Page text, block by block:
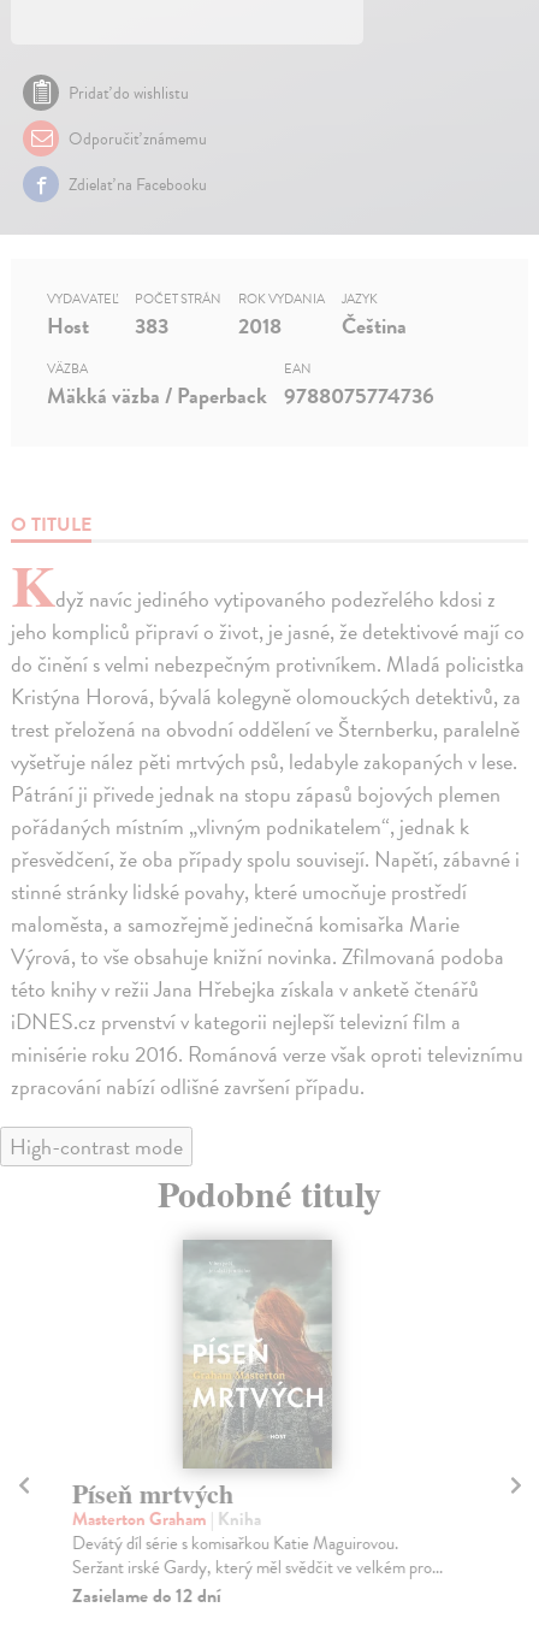
Pridať do wishlistu
Odporučiť známemu
Zdielať na Facebooku
O TITULE
Když navíc jediného vytipovaného podezřelého kdosi z
jeho kompliců připraví o život, je jasné, že detektivové mají co
do činění s velmi nebezpečným protivníkem. Mladá policistka
Kristýna Horová, bývalá kolegyně olomouckých detektivů, za
trest přeložená na obvodní oddělení ve Šternberku, paralelně
vyšetřuje nález pěti mrtvých psů, ledabyle zakopaných v lese.
Pátrání ji přivede jednak na stopu zápasů bojových plemen
pořádaných místním „vlivným podnikatelem“, jednak k
přesvědčení, že oba případy spolu souvisejí. Napětí, zábavné i
stinné stránky lidské povahy, které umocňuje prostředí
maloměsta, a samozřejmě jedinečná komisařka Marie
Výrová, to vše obsahuje knižní novinka. Zfilmovaná podoba
této knihy v režii Jana Hřebejka získala v anketě čtenářů
iDNES.cz prvenství v kategorii nejlepší televizní film a
minisérie roku 2016. Románová verze však oproti televiznímu
zpracování nabízí odlišné završení případu.
VYDAVATEĽ
Host
POČET STRÁN
383
ROK VYDANIA
2018
JAZYK
Čeština
VÄZBA
Mäkká väzba / Paperback
EAN
9788075774736
High-contrast mode
Podobné tituly
Píseň mrtvých
Masterton Graham | Kniha
Devátý díl série s komisařkou Katie Maguirovou.
Seržant irské Gardy, který měl svědčit ve velkém pro...
Zasielame do 12 dní